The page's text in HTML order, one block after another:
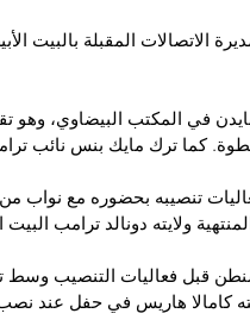
الاتصالات المقبلة بالبيت
في المكتب البيضاوي، وهو
كما ترك مايك بنس نائب
تنصيبه بحضوره مع
ولايته دونالد ترامب
قبل فعاليات التنصيب وسط
كامالا هاريس في حفل عند